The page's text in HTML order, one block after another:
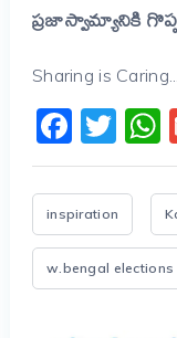
ప్రజాస్వామ్యానికి
Sharing is Caring...
inspiration
w.bengal elections